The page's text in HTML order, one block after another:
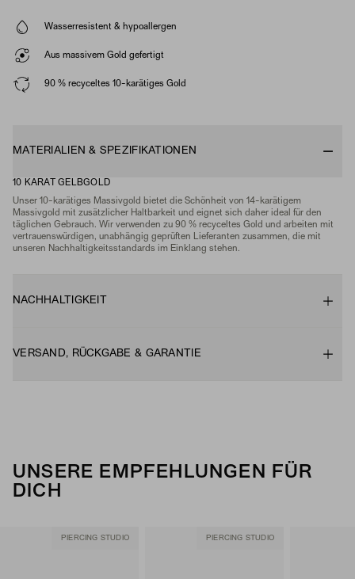
Wasserresistent & hypoallergen
Aus massivem Gold gefertigt
90 % recyceltes 10-karätiges Gold
MATERIALIEN & SPEZIFIKATIONEN
10 KARAT GELBGOLD
Unser 10-karätiges Massivgold bietet die Schönheit von 14-karätigem
Massivgold mit zusätzlicher Haltbarkeit und eignet sich daher ideal für den
täglichen Gebrauch. Wir verwenden zu 90 % recyceltes Gold und arbeiten mit
vertrauenswürdigen, unabhängig geprüften Lieferanten zusammen, die mit
unseren Nachhaltigkeitsstandards im Einklang stehen.
NACHHALTIGKEIT
VERSAND, RÜCKGABE & GARANTIE
UNSERE EMPFEHLUNGEN FÜR
DICH
PIERCING STUDIO PIERCING STUDIO